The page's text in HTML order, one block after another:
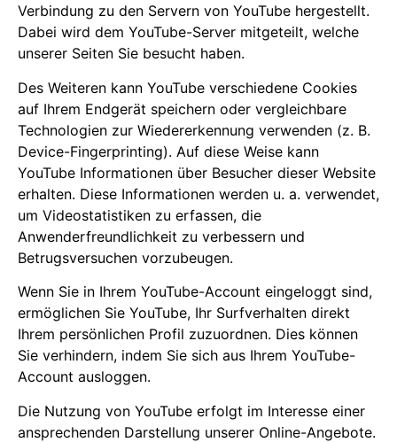
Verbindung zu den Servern von YouTube hergestellt.
Dabei wird dem YouTube-Server mitgeteilt, welche
unserer Seiten Sie besucht haben.
Des Weiteren kann YouTube verschiedene Cookies
auf Ihrem Endgerät speichern oder vergleichbare
Technologien zur Wiedererkennung verwenden (z. B.
Device-Fingerprinting). Auf diese Weise kann
YouTube Informationen über Besucher dieser Website
erhalten. Diese Informationen werden u. a. verwendet,
um Videostatistiken zu erfassen, die
Anwenderfreundlichkeit zu verbessern und
Betrugsversuchen vorzubeugen.
Wenn Sie in Ihrem YouTube-Account eingeloggt sind,
ermöglichen Sie YouTube, Ihr Surfverhalten direkt
Ihrem persönlichen Profil zuzuordnen. Dies können
Sie verhindern, indem Sie sich aus Ihrem YouTube-
Account ausloggen.
Die Nutzung von YouTube erfolgt im Interesse einer
ansprechenden Darstellung unserer Online-Angebote.